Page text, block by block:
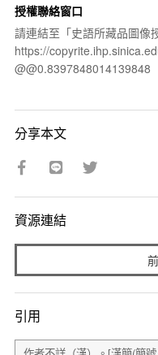
授權聯絡窗口
請連結至「史語所藏品圖像
https://
@@0.8397848014139848
分享本文
資源連結
引用